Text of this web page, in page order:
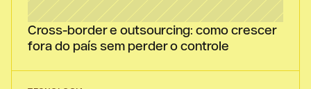
Cross-border e outsourcing: como crescer
fora do país sem perder o controle